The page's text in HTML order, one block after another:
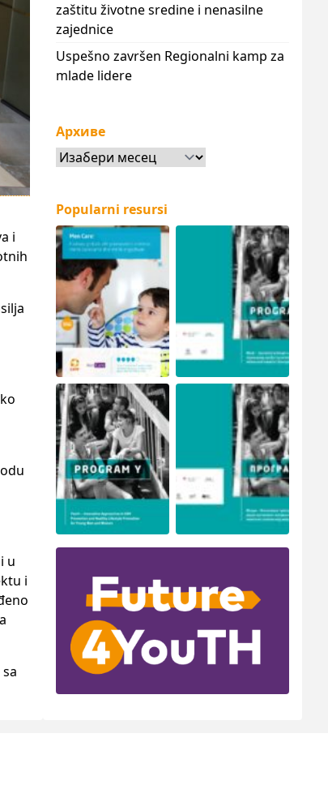
i
u
i
zaštitu životne sredine i nenasilne
zajednice
Uspešno završen Regionalni kamp za
mlade lidere
Архиве
Архиве
Popularni resursi